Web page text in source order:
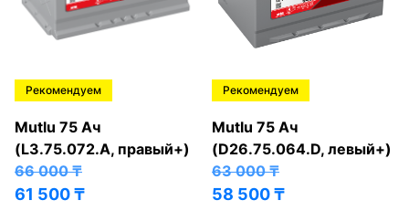
Рекомендуем
Mutlu 75 Ач
(L3.75.072.A, правый+)
66 000₸
61 500₸
Рекомендуем
Mutlu 75 Ач
(D26.75.064.D, левый+)
63 000₸
58 500₸